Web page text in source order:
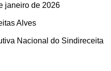
janeiro de 2026
Alves
Nacional do Sindireceita